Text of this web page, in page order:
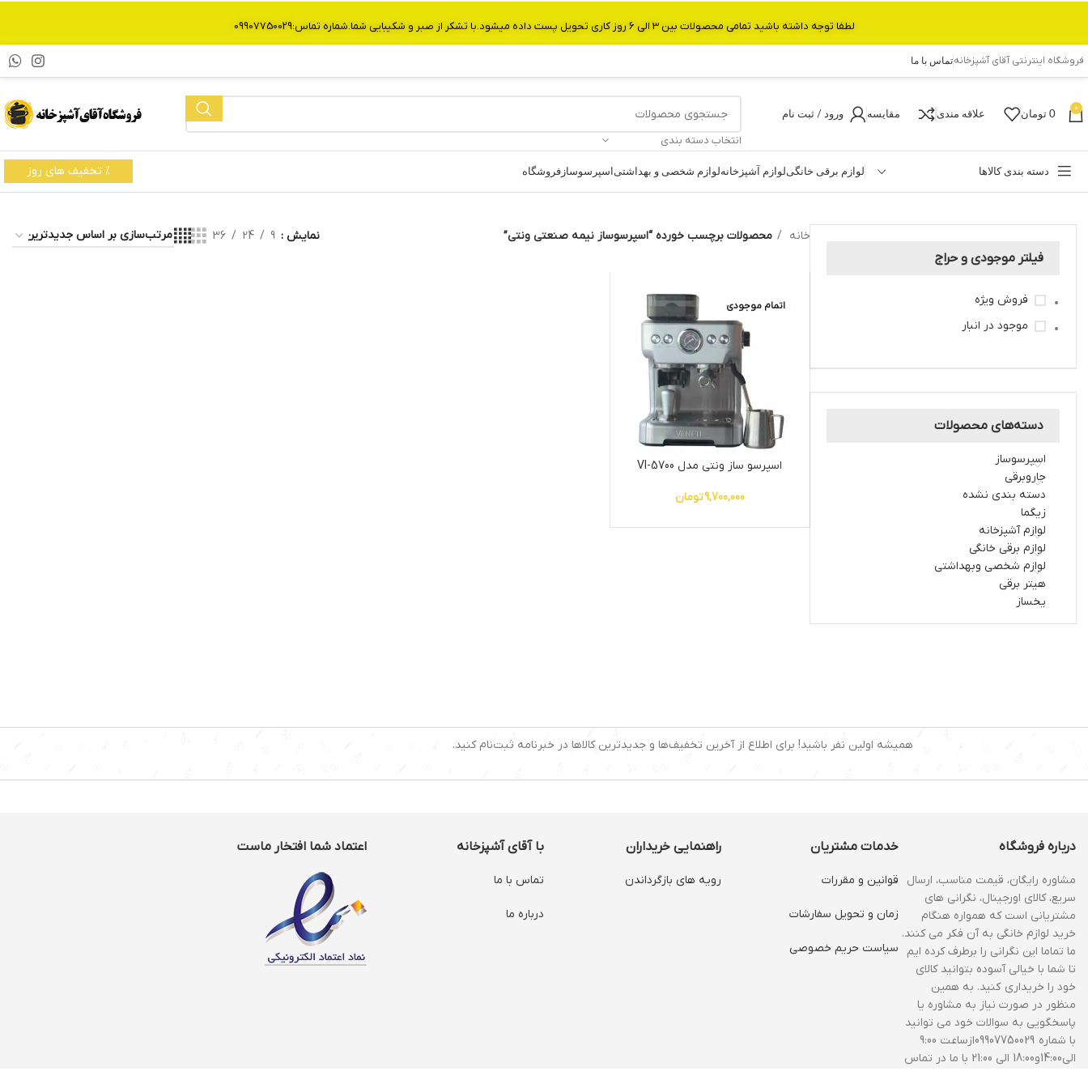
فروشگاه اینترنتی آقای آشپزخانهتماس با ما
0
0 تومان علاقه مندی مقایسه ورود / ثبت نام
انتخاب دسته بندی
دسته بندی کالاها لوازم برقی خانگیلوازم آشپزخانهلوازم شخصی و بهداشتی اسپرسوساز فروشگاه % تخفیف های روز
فیلتر موجودی و حراج
فروش ویژه
موجود در انبار
دسته‌های محصولات
اسپرسوساز
جاروبرقی
دسته بندی نشده
زیگما
لوازم آشپزخانه
لوازم برقی خانگی
لوازم شخصی وبهداشتی
هیتر برقی
یخساز
خانه محصولات برچسب خورده “اسپرسوساز نیمه صنعتی ونتی” نمایش 9
24
36
اتمام موجودی
اسپرسو ساز ونتی مدل VI-5700
9,700,000تومان
همیشه اولین نفر باشید! برای اطلاع از آخرین تخفیف‌ها و جدیدترین کالاها در خبرنامه ثبت‌نام کنید.
درباره فروشگاه
مشاوره رایگان، قیمت مناسب، ارسال
سریع، کالای اورجینال، نگرانی های
مشتریانی است که همواره هنگام
خرید لوازم خانگی به آن فکر می کنند.
ما تماما این نگرانی را برطرف کرده ایم
تا شما با خیالی آسوده بتوانید کالای
خود را خریداری کنید. به همین
منظور در صورت نیاز به مشاوره یا
پاسخگویی به سوالات خود می توانید
با شماره 09907750029ازساعت 9:00
الی14:00و18:00 الی 21:00 با ما در تماس
خدمات مشتریان
قوانین و مقررات
زمان و‌ تحویل سفارشات
سیاست حریم خصوصی
راهنمایی خریداران
رویه های بازگرداندن
با آقای آشپزخانه
تماس با ما
درباره ما
اعتماد شما افتخار ماست
لطفا توجه داشته باشید تمامی محصولات بین 3 الی 6 روز کاری تحویل پست داده میشود.با تشکر از صبر و شکیبایی شما.شماره تماس:09907750029